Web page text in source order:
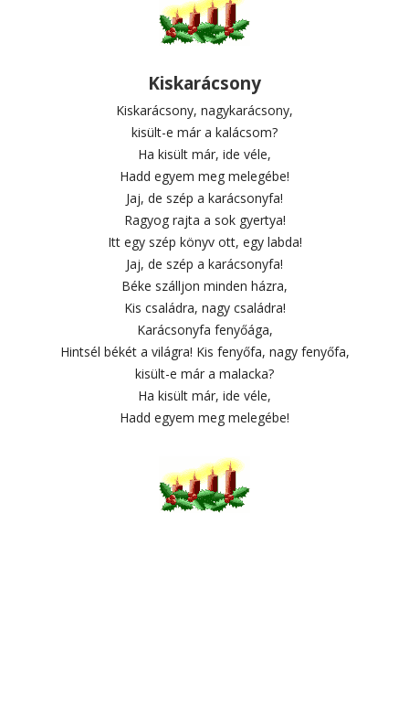
Kiskarácsony
Kiskarácsony, nagykarácsony,
kisült-e már a kalácsom?
Ha kisült már, ide véle,
Hadd egyem meg melegébe!
Jaj, de szép a karácsonyfa!
Ragyog rajta a sok gyertya!
Itt egy szép könyv ott, egy labda!
Jaj, de szép a karácsonyfa!
Béke szálljon minden házra,
Kis családra, nagy családra!
Karácsonyfa fenyőága,
Hintsél békét a világra! Kis fenyőfa, nagy fenyőfa,
kisült-e már a malacka?
Ha kisült már, ide véle,
Hadd egyem meg melegébe!